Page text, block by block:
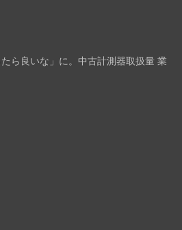
ら良いな」に。中古計測器取扱量 業